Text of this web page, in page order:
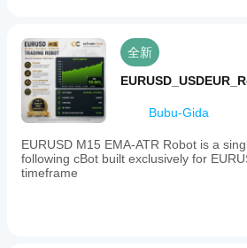
行质
量而
异。
在您
自己
境中
测试
机器
全新
Bubu-Gida
EURUSD M15 EMA-ATR Robot is a
following cBot built exclusively for
timeframe